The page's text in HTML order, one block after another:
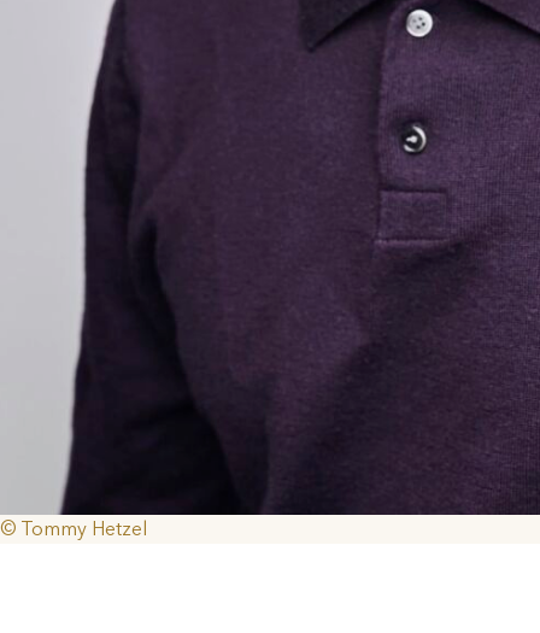
© Tommy Hetzel